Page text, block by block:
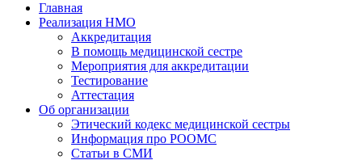
Главная
Реализация НМО
Аккредитация
В помощь медицинской сестре
Мероприятия для аккредитации
Тестирование
Аттестация
Об организации
Этический кодекс медицинской сестры
Информация про РООМС
Статьи в СМИ